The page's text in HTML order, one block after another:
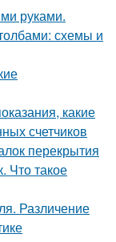
руками.
схемы и
какие
счетчиков
перекрытия
Что такое
Различение